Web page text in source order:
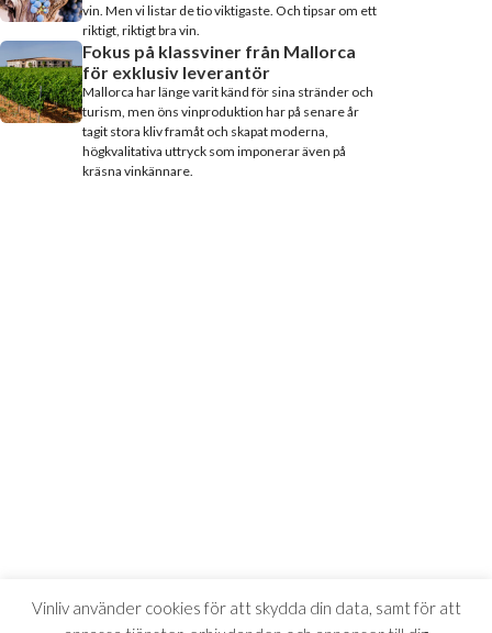
vin. Men vi listar de tio viktigaste. Och tipsar om ett
riktigt, riktigt bra vin.
Fokus på klassviner från Mallorca
för exklusiv leverantör
Mallorca har länge varit känd för sina stränder och
turism, men öns vinproduktion har på senare år
tagit stora kliv framåt och skapat moderna,
högkvalitativa uttryck som imponerar även på
kräsna vinkännare.
Vinliv använder cookies för att skydda din data, samt för att